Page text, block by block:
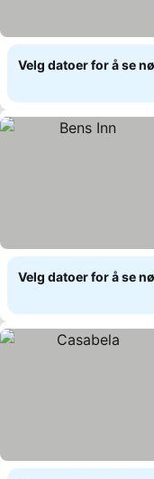
Velg datoer for å se
Velg datoer for å se